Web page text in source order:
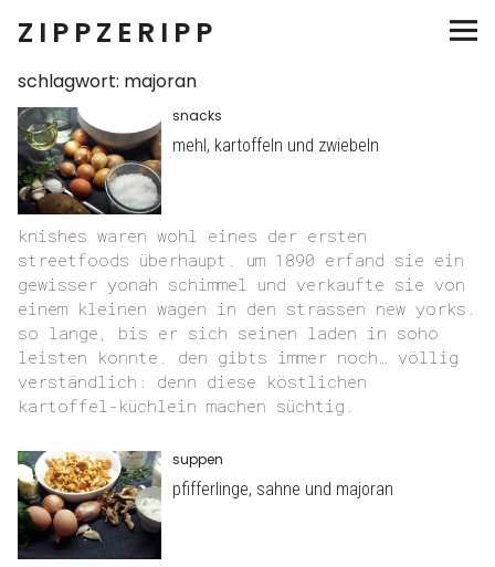
ZIPPZERIPP
salate
snacks
teller
suppen
eingemachtes
süsses
Facebook
Twitter
schlagwort: majoran
snacks
mehl, kartoffeln und zwiebeln
knishes waren wohl eines der ersten
streetfoods überhaupt. um 1890 erfand sie ein
gewisser yonah schimmel und verkaufte sie von
einem kleinen wagen in den strassen new yorks.
so lange, bis er sich seinen laden in soho
leisten konnte. den gibts immer noch… völlig
verständlich: denn diese köstlichen
kartoffel-küchlein machen süchtig.
suppen
pfifferlinge, sahne und majoran